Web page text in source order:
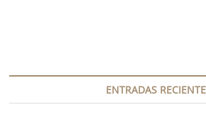
i
ó
ig
ENTRADAS